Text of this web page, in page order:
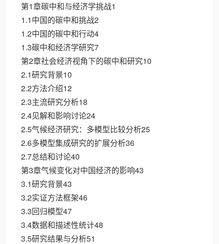
第1章碳中和与经济学挑战1
1.1中国的碳中和挑战2
1.2中国的碳中和行动4
1.3碳中和经济学研究7
第2章社会经济视角下的碳中和研究10
2.1研究背景10
2.2方法介绍12
2.3主流研究分析18
2.4见解和影响讨论24
2.5气候经济研究：多模型比较分析25
2.6多模型集成研究的扩展分析36
2.7总结和讨论40
第3章气候变化对中国经济的影响43
3.1研究背景43
3.2实证方法框架46
3.3回归模型47
3.4数据和描述性统计48
3.5研究结果与分析51